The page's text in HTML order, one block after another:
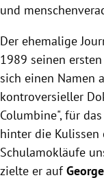
und
Der ehemalige
1989 seinen
sich einen Namen
kontroversieller
Columbine", für
hinter die
Schulamokläufe
zielte er auf